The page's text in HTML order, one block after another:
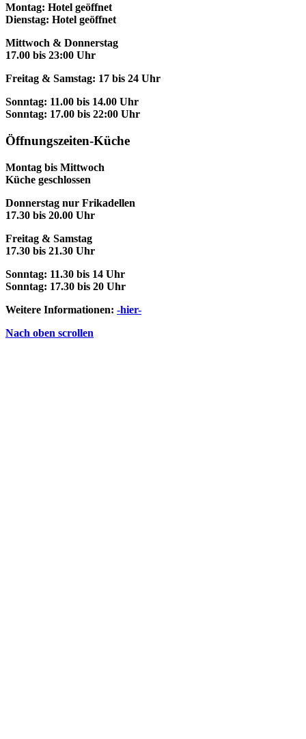
Montag: Hotel geöffnet
Dienstag: Hotel geöffnet
Mittwoch & Donnerstag
17.00 bis 23:00 Uhr
Freitag & Samstag: 17 bis 24 Uhr
Sonntag: 11.00 bis 14.00 Uhr
Sonntag: 17.00 bis 22:00 Uhr
Öffnungszeiten-Küche
Montag bis Mittwoch
Küche geschlossen
Donnerstag nur Frikadellen
17.30 bis 20.00 Uhr
Freitag & Samstag
17.30 bis 21.30 Uhr
Sonntag: 11.30 bis 14 Uhr
Sonntag: 17.30 bis 20 Uhr
Weitere Informationen: -hier-
Nach oben scrollen